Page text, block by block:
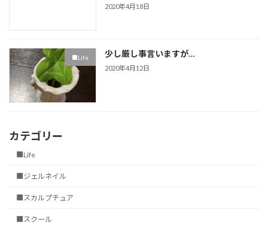
2020年4月18日
■Life 少し厳し事言いますが…
2020年4月12日
カテゴリー
■Life
■ジェルネイル
■スカルプチュア
■スクール